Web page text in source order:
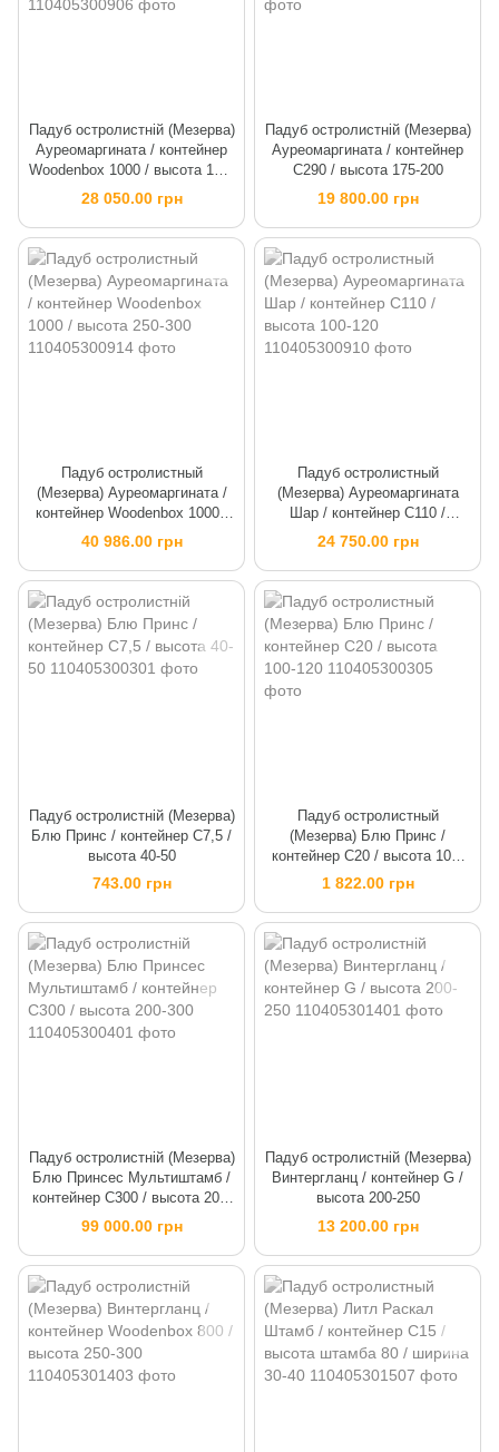
Падуб остролистній (Мезерва)
Ауреомаргината / контейнер
Woodenbox 1000 / высота 180-
200
28 050.00 грн
Падуб остролистній (Мезерва)
Ауреомаргината / контейнер
C290 / высота 175-200
19 800.00 грн
Падуб остролистный
(Мезерва) Ауреомаргината /
контейнер Woodenbox 1000 /
высота 250-300
40 986.00 грн
Падуб остролистный
(Мезерва) Ауреомаргината
Шар / контейнер C110 /
высота 100-120
24 750.00 грн
Падуб остролистній (Мезерва)
Блю Принс / контейнер C7,5 /
высота 40-50
743.00 грн
Падуб остролистный
(Мезерва) Блю Принс /
контейнер C20 / высота 100-
120
1 822.00 грн
Падуб остролистній (Мезерва)
Блю Принсес Мультиштамб /
контейнер C300 / высота 200-
300
99 000.00 грн
Падуб остролистній (Мезерва)
Винтергланц / контейнер G /
высота 200-250
13 200.00 грн